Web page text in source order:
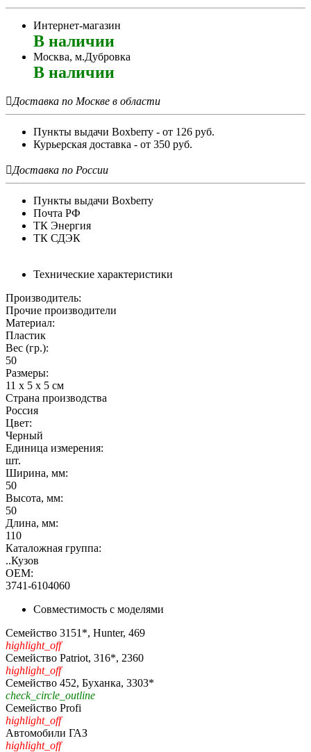
Интернет-магазин
В наличии
Москва, м.Дубровка
В наличии
Доставка по Москве в области
Пункты выдачи Boxberry - от 126 руб.
Курьерская доставка - от 350 руб.
Доставка по России
Пункты выдачи Boxberry
Почта РФ
ТК Энергия
ТК СДЭК
Технические характеристики
Производитель:
Прочие производители
Материал:
Пластик
Вес (гр.):
50
Размеры:
11 x 5 x 5 см
Страна производства
Россия
Цвет:
Черный
Единица измерения:
шт.
Ширина, мм:
50
Высота, мм:
50
Длина, мм:
110
Каталожная группа:
..Кузов
OEM:
3741-6104060
Совместимость с моделями
Семейство 3151*, Hunter, 469
highlight_off
Семейство Patriot, 316*, 2360
highlight_off
Семейство 452, Буханка, 3303*
check_circle_outline
Семейство Profi
highlight_off
Автомобили ГАЗ
highlight_off